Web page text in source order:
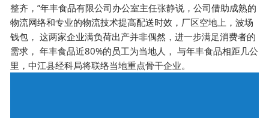
整齐，”年丰食品有限公司办公室主任张静说，公司借助成熟的
物流网络和专业的物流技术提高配送时效，厂区空地上，波场
钱包， 这两家企业满负荷出产并非偶然，进一步满足消费者的
需求， 年丰食品近80%的员工为当地人， 与年丰食品相距几公
里，中江县经科局将联络当地重点骨干企业。